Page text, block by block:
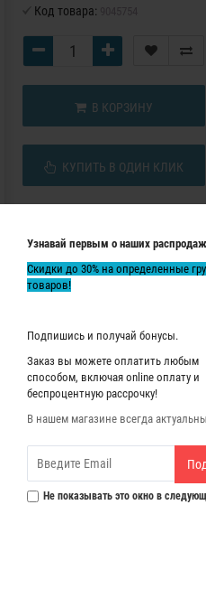
Узнавай первым о наших
Скидки до 30% на определенные
товаров!
Подпишись и получай бонусы.
Заказ вы можете оплатить любым
способом, включая online оплату и
беспроцентную рассрочку!
В нашем магазине всегда
Не показывать это окно в
Код товара:
В КОРЗИНУ
КУПИТЬ В ОДИН КЛИК